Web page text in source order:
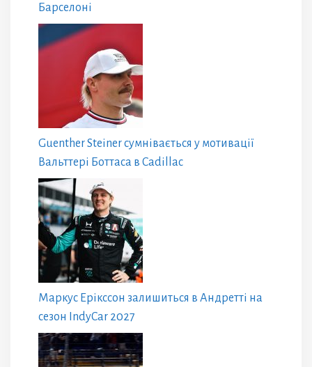
Барселоні
Guenther Steiner сумнівається у мотивації
Вальттері Боттаса в Cadillac
Маркус Ерікссон залишиться в Андретті на
сезон IndyCar 2027